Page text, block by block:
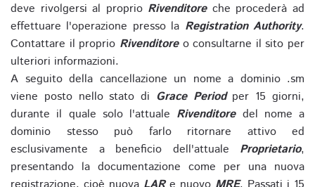
deve rivolgersi al proprio Rivenditoreche procederà ad
effettuare l'operazione presso la Registration Authority.
Contattare il proprio Rivenditoreo consultarne il sito per
ulteriori informazioni.
A seguito della cancellazione un nome a dominio .sm
viene posto nello stato di Grace Periodper 15 giorni,
durante il quale solo l'attuale Rivenditoredel nome a
dominio stesso può farlo ritornare attivo ed
esclusivamente a beneficio dell'attuale Proprietario,
presentando la documentazione come per una nuova